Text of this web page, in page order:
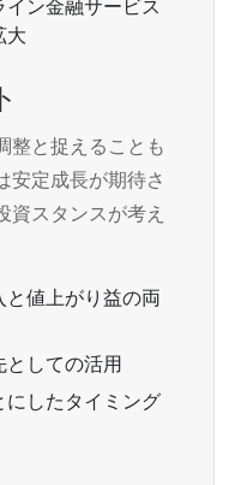
イン金融サービス
大
整と捉えることも
安定成長が期待さ
資スタンスが考え
値上がり益の両
しての活用
したタイミング